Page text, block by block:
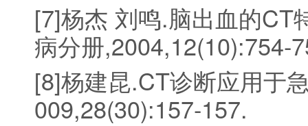
[7]杨杰 刘鸣.脑出血的CT
病分册,2004,12(10):754-
[8]杨建昆.CT诊断应用于
009,28(30):157-157.